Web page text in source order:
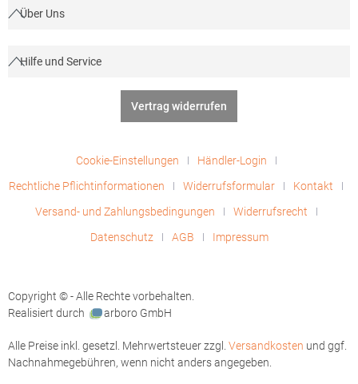
Über Uns
Hilfe und Service
Vertrag widerrufen
Cookie-Einstellungen
Händler-Login
Rechtliche Pflichtinformationen
Widerrufsformular
Kontakt
Versand- und Zahlungsbedingungen
Widerrufsrecht
Datenschutz
AGB Impressum
Copyright © - Alle Rechte vorbehalten.
Realisiert durch
arboro GmbH
Alle Preise inkl. gesetzl. Mehrwertsteuer zzgl. Versandkosten und ggf.
Nachnahmegebühren, wenn nicht anders angegeben.